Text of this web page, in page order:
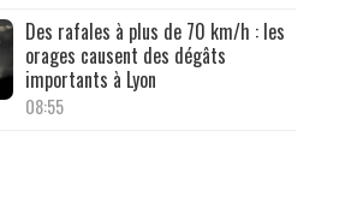
Des rafales à plus de 70 km/h : les
orages causent des dégâts
importants à Lyon
08:55